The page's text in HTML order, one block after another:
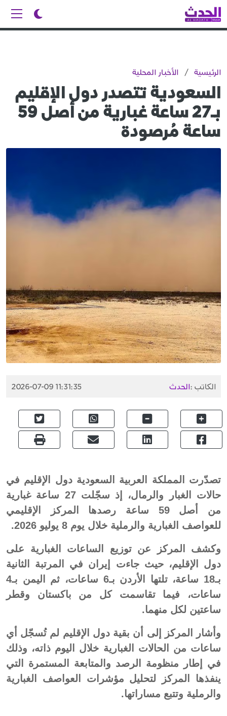
الرئيسية / الأخبار المحلية
السعودية تتصدر دول الإقليم
بـ27 ساعة غبارية من أصل 59
ساعة مُرصودة
الكاتب :الحدث 2026-07-09 11:31:35
تصدّرت المملكة العربية السعودية دول الإقليم في
حالات الغبار والرمال، إذ سجّلت 27 ساعة غبارية
من أصل 59 ساعة رصدها المركز الإقليمي
للعواصف الغبارية والرملية خلال يوم 8 يوليو 2026.
وكشف المركز عن توزيع الساعات الغبارية على
دول الإقليم، حيث جاءت إيران في المرتبة الثانية
بـ18 ساعة، تلتها الأردن بـ6 ساعات، ثم اليمن بـ4
ساعات، فيما تقاسمت كل من باكستان وقطر
ساعتين لكل منهما.
وأشار المركز إلى أن بقية دول الإقليم لم تُسجّل أي
ساعات من الحالات الغبارية خلال اليوم ذاته، وذلك
في إطار منظومة الرصد والمتابعة المستمرة التي
ينفذها المركز لتحليل مؤشرات العواصف الغبارية
والرملية وتتبع مساراتها.